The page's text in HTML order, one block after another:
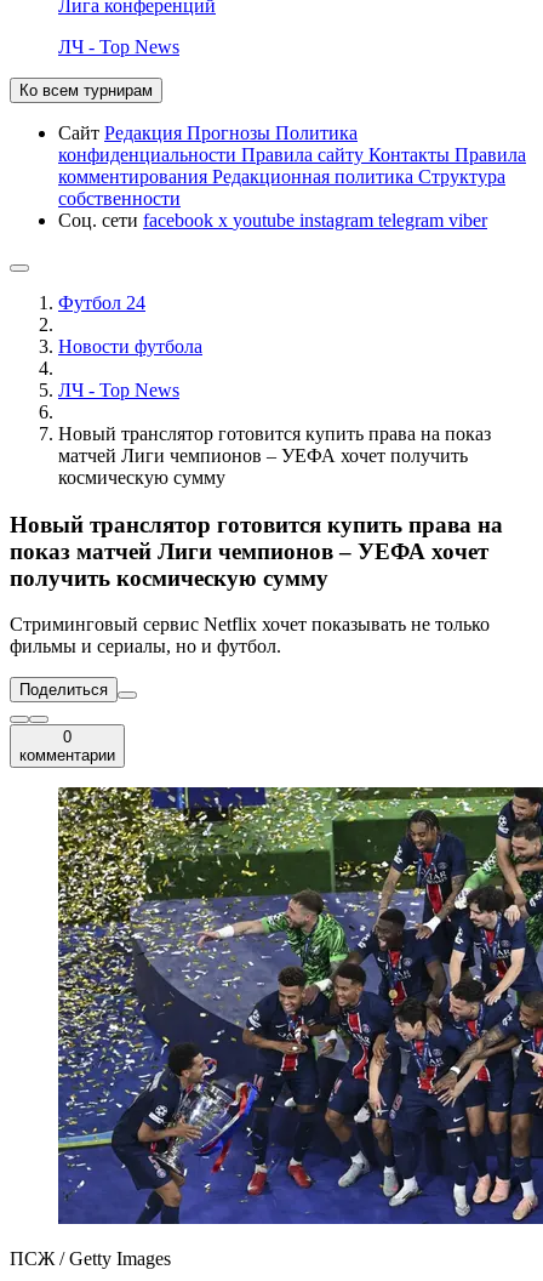
Лига конференций
ЛЧ - Top News
Ко всем турнирам
Сайт Редакция Прогнозы Политика
конфиденциальности Правила сайту Контакты Правила
комментирования Редакционная политика Структура
собственности
Соц. сети facebook x youtube instagram telegram viber
Футбол 24
Новости футбола
ЛЧ - Top News
Новый транслятор готовится купить права на показ
матчей Лиги чемпионов – УЕФА хочет получить
космическую сумму
Новый транслятор готовится купить права на
показ матчей Лиги чемпионов – УЕФА хочет
получить космическую сумму
Стриминговый сервис Netflix хочет показывать не только
фильмы и сериалы, но и футбол.
Поделиться
0
комментарии
ПСЖ / Getty Images